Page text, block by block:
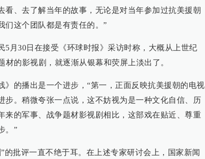
看、去了解当年的故事，无论是对当年参加过抗美援朝
们这个团队都是有责任的。”
5月30日在接受《环球时报》采访时称，大概从上世纪
材的影视剧，就逐渐从银幕和荧屏上淡出了。
》的播出是一个进步，“第一，正面反映抗美援朝的电视
步。稍微夸张一点说，这不妨视为是一种文化自信、历
来的军事、战争题材影视剧相比，这部戏在贴近、尊重
。”
的批评一直不绝于耳。在上述专家研讨会上，国家新闻